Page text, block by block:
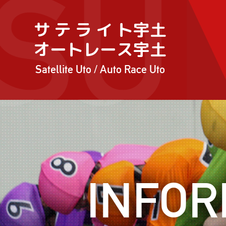
サ テ ラ イ ト宇土
オートレース宇土
Satellite Uto / Auto Race Uto